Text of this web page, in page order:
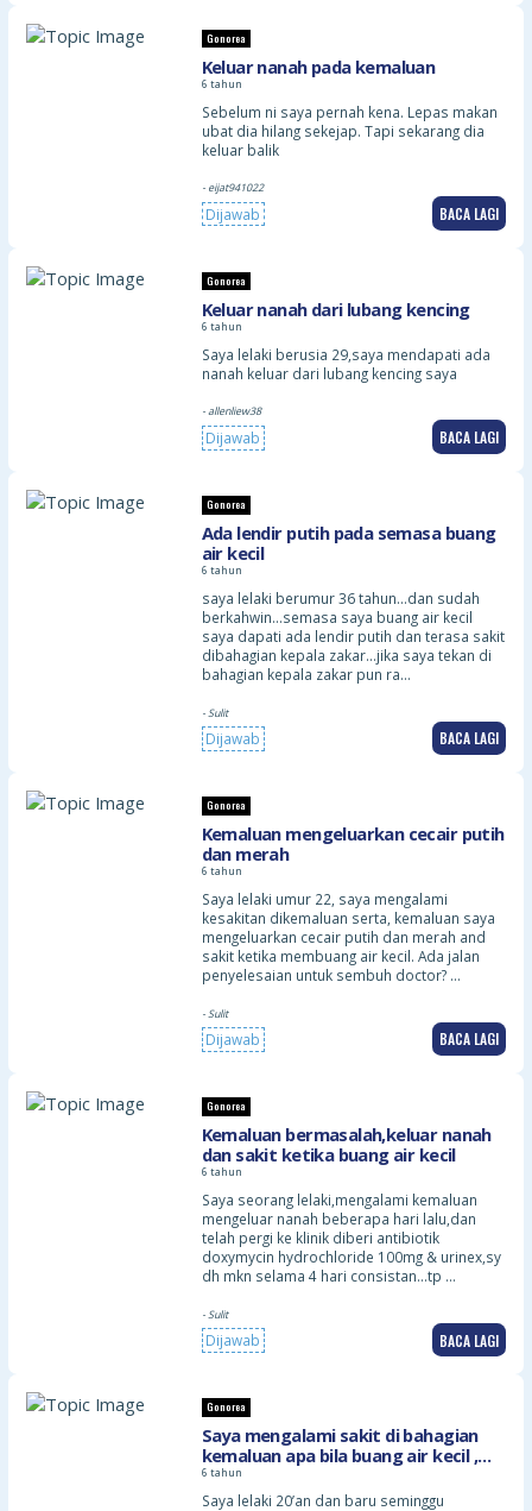
Gonorea
Keluar nanah pada kemaluan
6 tahun
Sebelum ni saya pernah kena. Lepas makan
ubat dia hilang sekejap. Tapi sekarang dia
keluar balik
- eijat941022
Dijawab BACA LAGI
Gonorea
Keluar nanah dari lubang kencing
6 tahun
Saya lelaki berusia 29,saya mendapati ada
nanah keluar dari lubang kencing saya
- allenliew38
Dijawab BACA LAGI
Gonorea
Ada lendir putih pada semasa buang
air kecil
6 tahun
saya lelaki berumur 36 tahun…dan sudah
berkahwin…semasa saya buang air kecil
saya dapati ada lendir putih dan terasa sakit
dibahagian kepala zakar…jika saya tekan di
bahagian kepala zakar pun ra…
- Sulit
Dijawab BACA LAGI
Gonorea
Kemaluan mengeluarkan cecair putih
dan merah
6 tahun
Saya lelaki umur 22, saya mengalami
kesakitan dikemaluan serta, kemaluan saya
mengeluarkan cecair putih dan merah and
sakit ketika membuang air kecil. Ada jalan
penyelesaian untuk sembuh doctor? …
- Sulit
Dijawab BACA LAGI
Gonorea
Kemaluan bermasalah,keluar nanah
dan sakit ketika buang air kecil
6 tahun
Saya seorang lelaki,mengalami kemaluan
mengeluar nanah beberapa hari lalu,dan
telah pergi ke klinik diberi antibiotik
doxymycin hydrochloride 100mg & urinex,sy
dh mkn selama 4 hari consistan…tp …
- Sulit
Dijawab BACA LAGI
Gonorea
Saya mengalami sakit di bahagian
kemaluan apa bila buang air kecil ,
dan ada cairan putih yg keluar . Time
berdiri atau duduk akan jadi sakit
6 tahun
Saya lelaki 20’an dan baru seminggu